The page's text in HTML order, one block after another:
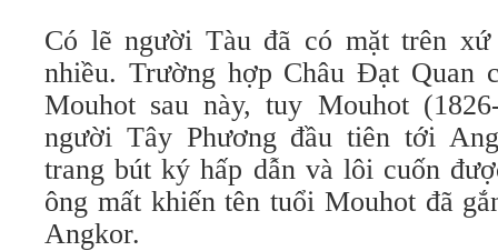
Có lẽ người Tàu đã có mặt trên xứ
nhiều. Trường hợp Châu Đạt Quan
Mouhot sau này, tuy Mouhot
người Tây Phương đầu tiên tới
trang bút ký hấp dẫn và lôi cuốn
ông mất khiến tên tuổi Mouhot đã
Angkor.